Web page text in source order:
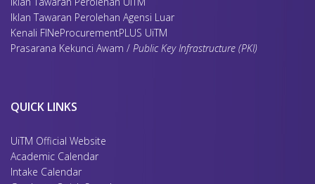
Iklan Tawaran Perolehan Agensi Luar
Kenali FINeProcurementPLUS UiTM
Prasarana Kekunci Awam / Public Key Infrastructure (PKI)
QUICK LINKS
UiTM Official Website
Academic Calendar
Intake Calendar